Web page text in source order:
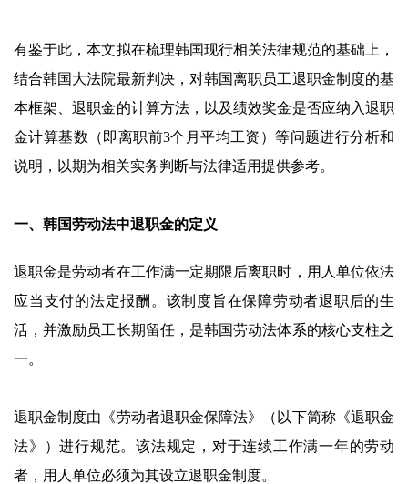
有鉴于此，本文拟在梳理韩国现行相关法律规范的基础上，
结合韩国大法院最新判决，对韩国离职员工退职金制度的基
本框架、退职金的计算方法，以及绩效奖金是否应纳入退职
金计算基数（即离职前3个月平均工资）等问题进行分析和
说明，以期为相关实务判断与法律适用提供参考。
一、韩国劳动法中退职金的定义
退职金是劳动者在工作满一定期限后离职时，用人单位依法
应当支付的法定报酬。该制度旨在保障劳动者退职后的生
活，并激励员工长期留任，是韩国劳动法体系的核心支柱之
一。
退职金制度由《劳动者退职金保障法》（以下简称《退职金
法》）进行规范。该法规定，对于连续工作满一年的劳动
者，用人单位必须为其设立退职金制度。